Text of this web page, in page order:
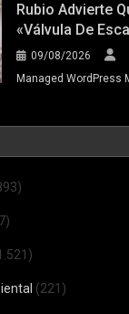
Rubio Advierte
«válvula De
09/08/2026
Managed WordPress
(221)